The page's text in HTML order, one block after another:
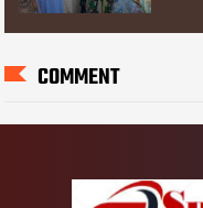
COMMENT